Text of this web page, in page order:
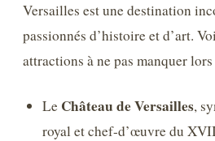
Versailles est une destination
passionnés d’histoire et d’art.
attractions à ne pas manquer
Le Château de Versailles,
royal et chef-d’œuvre du